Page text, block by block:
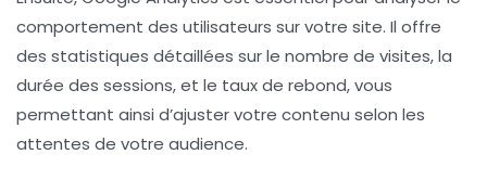
comportement des utilisateurs sur votre site. Il offre
des statistiques détaillées sur le nombre de visites, la
durée des sessions, et le taux de rebond, vous
permettant ainsi d’ajuster votre contenu selon les
attentes de votre audience.